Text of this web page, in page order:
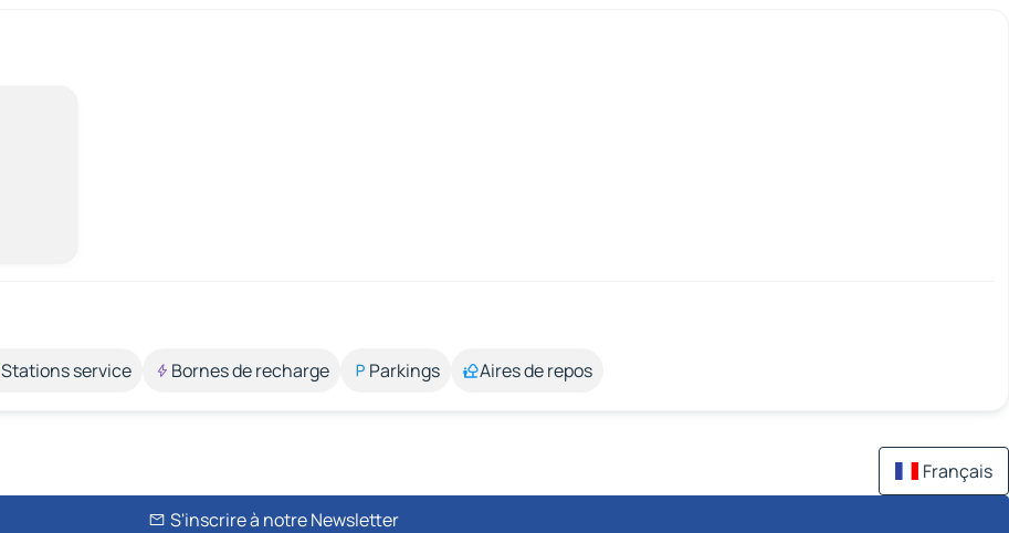
Stations service Bornes de recharge Parkings Aires de repos
Français
S'inscrire à notre Newsletter